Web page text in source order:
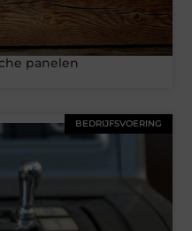
panelen
BEDRIJFSVOERING